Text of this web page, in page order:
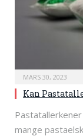
MARS 30, 2023
Kan
mange